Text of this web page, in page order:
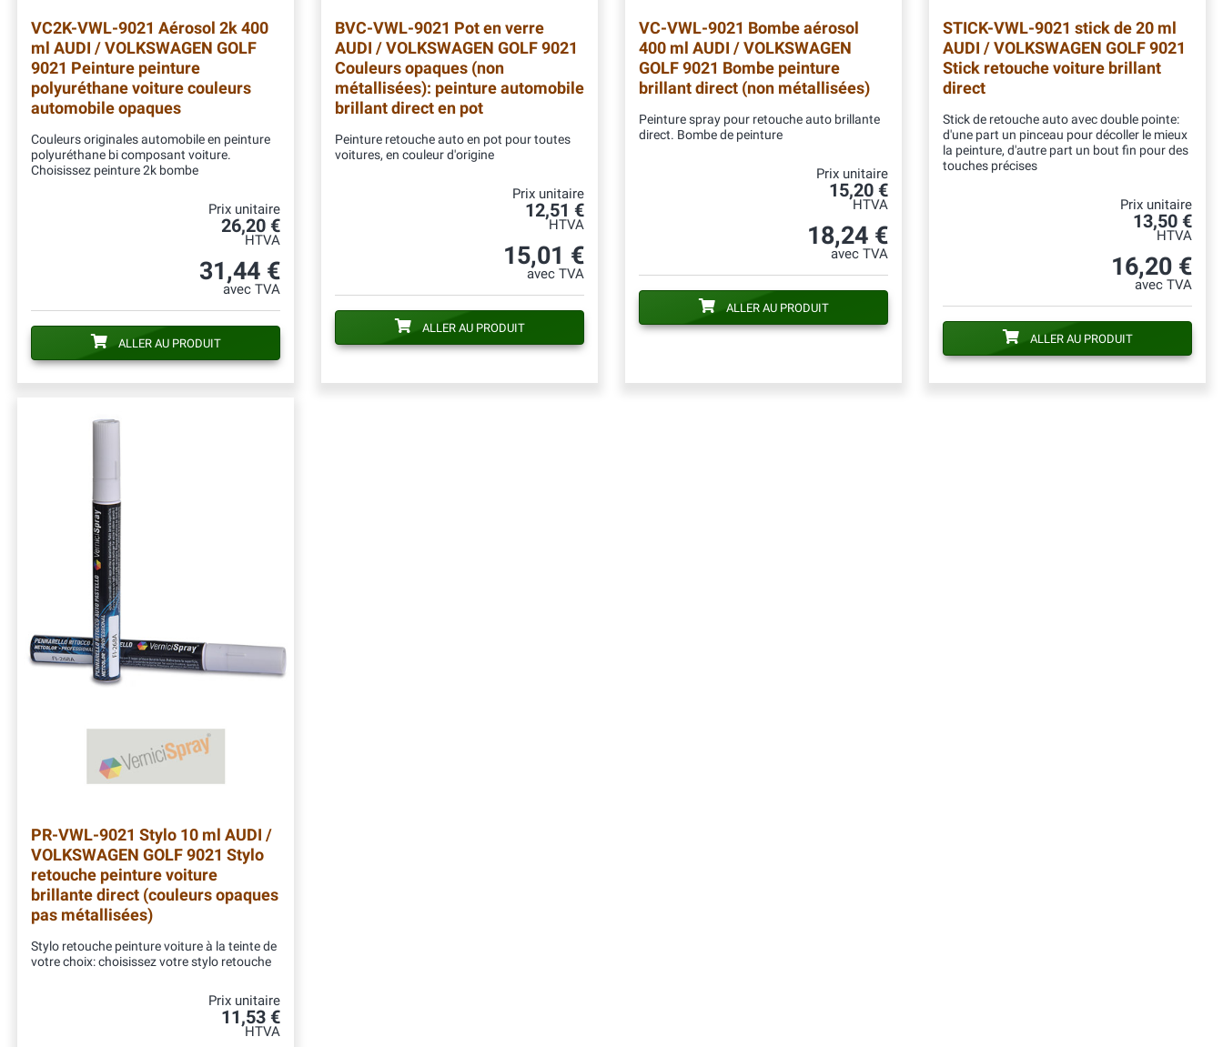
VC2K-VWL-9021 Aérosol 2k 400
ml AUDI / VOLKSWAGEN GOLF
9021 Peinture peinture
polyuréthane voiture couleurs
automobile opaques
Couleurs originales automobile en peinture
polyuréthane bi composant voiture.
Choisissez peinture 2k bombe
Prix unitaire
26,20 €
HTVA
31,44 €
avec TVA
ALLER AU PRODUIT
BVC-VWL-9021 Pot en verre
AUDI / VOLKSWAGEN GOLF 9021
Couleurs opaques (non
métallisées): peinture automobile
brillant direct en pot
Peinture retouche auto en pot pour toutes
voitures, en couleur d'origine
Prix unitaire
12,51 €
HTVA
15,01 €
avec TVA
ALLER AU PRODUIT
VC-VWL-9021 Bombe aérosol
400 ml AUDI / VOLKSWAGEN
GOLF 9021 Bombe peinture
brillant direct (non métallisées)
Peinture spray pour retouche auto brillante
direct. Bombe de peinture
Prix unitaire
15,20 €
HTVA
18,24 €
avec TVA
ALLER AU PRODUIT
STICK-VWL-9021 stick de 20 ml
AUDI / VOLKSWAGEN GOLF 9021
Stick retouche voiture brillant
direct
Stick de retouche auto avec double pointe:
d'une part un pinceau pour décoller le mieux
la peinture, d'autre part un bout fin pour des
touches précises
Prix unitaire
13,50 €
HTVA
16,20 €
avec TVA
ALLER AU PRODUIT
PR-VWL-9021 Stylo 10 ml AUDI /
VOLKSWAGEN GOLF 9021 Stylo
retouche peinture voiture
brillante direct (couleurs opaques
pas métallisées)
Stylo retouche peinture voiture à la teinte de
votre choix: choisissez votre stylo retouche
Prix unitaire
11,53 €
HTVA